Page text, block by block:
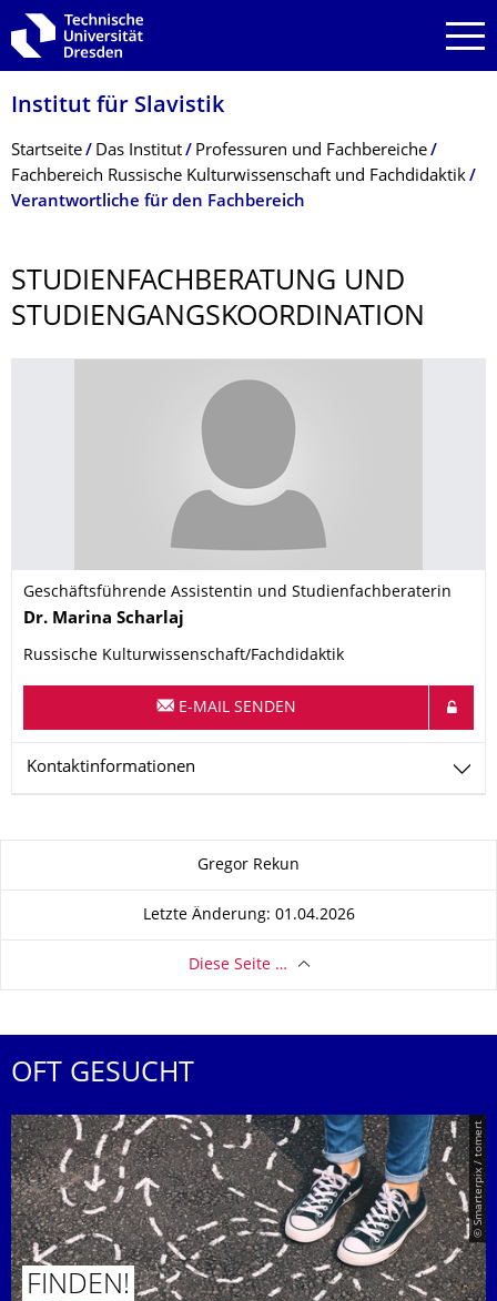
Zur Hauptnavigation springen
Zur Suche springen
Zum Inhalt springen
Institut für Slavistik
Breadcrumb-Menü
Startseite Das Institut
Professuren und Fachbereiche
Fachbereich Russische Kulturwissenschaft und Fachdidaktik
Verantwortliche für den Fachbereich
STUDIENFACHBE­RATUNG UND
STUDIENGANGSKO­ORDINATION
Geschäftsführende Assistentin und Studienfachberaterin
Name
Dr. Marina Scharlaj
Russische Kulturwissenschaft/Fachdidaktik
E-MAIL SENDEN
Kontaktinformationen
Gregor Rekun
Letzte Änderung: 01.04.2026
Diese Seite …
OFT GESUCHT
© Smarterpix / tomert
FINDEN!